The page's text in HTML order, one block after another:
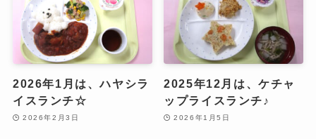
2026年1月は、ハヤシラ
イスランチ☆
2026年2月3日
2025年12月は、ケチャ
ップライスランチ♪
2026年1月5日